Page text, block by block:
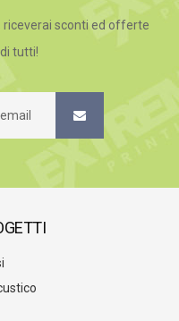
riceverai sconti ed offerte
tutti!